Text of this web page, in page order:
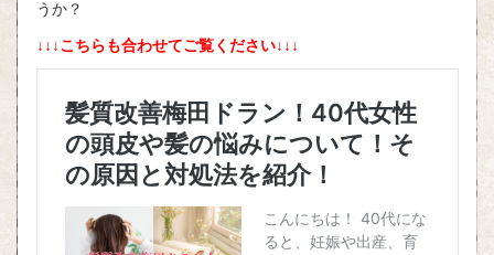
うか？
↓↓↓こちらも合わせてご覧ください↓↓↓